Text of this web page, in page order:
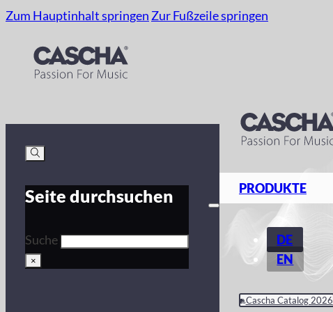
Zum Hauptinhalt springen Zur Fußzeile springen
Seite durchsuchen
Suche
×
PRODUKTE
DE
EN
Cascha Catalog 2026